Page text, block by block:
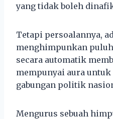
yang tidak boleh
Tetapi persoalannya,
menghimpunkan
secara automatik
mempunyai aura
gabungan politik
Mengurus sebuah